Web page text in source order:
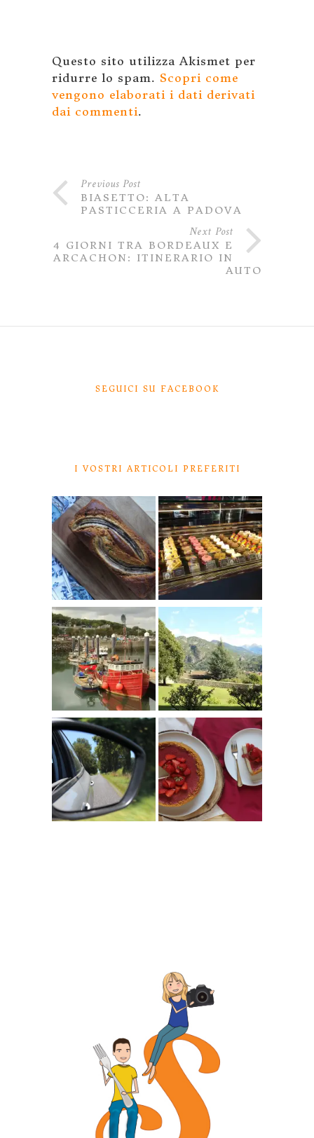
Questo sito utilizza Akismet per
ridurre lo spam. Scopri come
vengono elaborati i dati derivati
dai commenti.
Previous Post
BIASETTO: ALTA
PASTICCERIA A PADOVA
Next Post
4 GIORNI TRA BORDEAUX E
ARCACHON: ITINERARIO IN
AUTO
SEGUICI SU FACEBOOK
I VOSTRI ARTICOLI PREFERITI